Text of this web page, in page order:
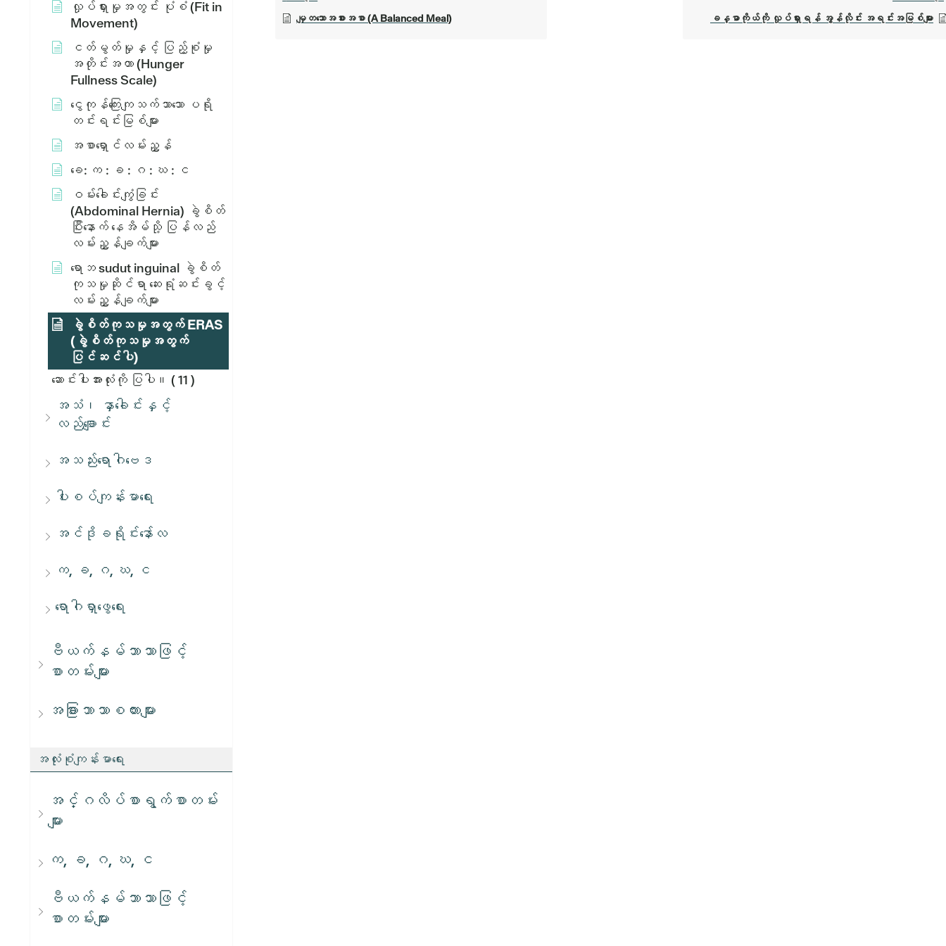
လှုပ်ရှားမှုအတွင်း ပုံစံ (Fit in
Movement)
ငတ်မွတ်မှုနှင့် ပြည့်စုံမှု
အတိုင်းအတာ (Hunger
Fullness Scale)
ငွေကုန်ကြေးကျသက်သာသော ပရို
တင်းရင်းမြစ်များ
အစာရှောင်လမ်းညွှန်
ခေ: က : ခ : ဂ : ဃ : င
ဝမ်းခေါင်းကျွံခြင်း
(Abdominal Hernia) ခွဲစိတ်
ပြီးနောက် နေအိမ်သို့ ပြန်လည်
လမ်းညွှန်ချက်များ
ရောဘ sudut inguinal ခွဲစိတ်
ကုသမှုဆိုင်ရာ ဆေးရုံဆင်းခွင့်
လမ်းညွှန်ချက်များ
ခွဲစိတ်ကုသမှုအတွက် ERAS
(ခွဲစိတ်ကုသမှုအတွက်
ပြင်ဆင်ပါ)
ဆောင်းပါးအားလုံးကို ပြပါ။ ( 11 )
အသံ၊ နှာခေါင်းနှင့်
လည်ချောင်း
အသည်းရောဂါဗေဒ
ပါးစပ်ကျန်းမာရေး
အင်ဒိုခရိုင်းနော်လ
က, ခ, ဂ, ဃ, င
ရောဂါရှာဖွေရေး
ဗီယက်နမ်ဘာသာဖြင့်
စာတမ်းများ
အခြားဘာသာစကားများ
အလုံးစုံကျန်းမာရေး
အင်္ဂလိပ်စာရွက်စာတမ်း
များ
က, ခ, ဂ, ဃ, င
ဗီယက်နမ်ဘာသာဖြင့်
စာတမ်းများ
မျှတသောအစားအစာ (A Balanced Meal)
ခန္ဓာကိုယ်ကို လှုပ်ရှားရန် အွန်လိုင်း အရင်းအမြစ်များ